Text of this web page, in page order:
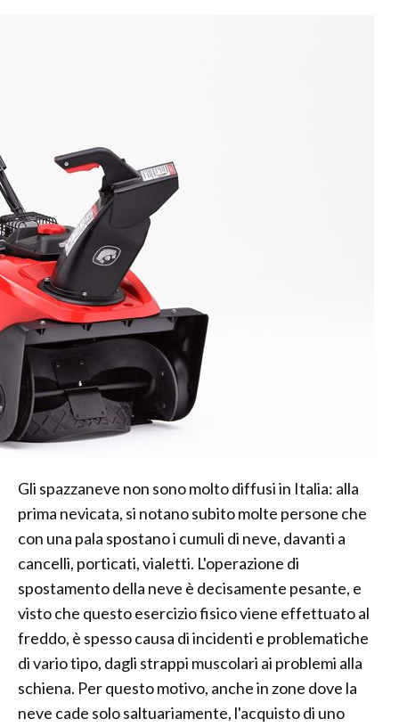
Gli spazzaneve non sono molto diffusi in Italia: alla
prima nevicata, si notano subito molte persone che
con una pala spostano i cumuli di neve, davanti a
cancelli, porticati, vialetti. L'operazione di
spostamento della neve è decisamente pesante, e
visto che questo esercizio fisico viene effettuato al
freddo, è spesso causa di incidenti e problematiche
di vario tipo, dagli strappi muscolari ai problemi alla
schiena. Per questo motivo, anche in zone dove la
neve cade solo saltuariamente, l'acquisto di uno